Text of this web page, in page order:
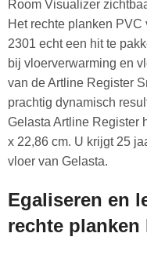
Room Visualizer
Het rechte planken PVC
2301 echt een hit te
bij vloerverwarming en
van de Artline Register
prachtig dynamisch
Gelasta Artline Register
x 22,86 cm. U krijgt 25
vloer van Gelasta.
Egaliseren en
rechte planken